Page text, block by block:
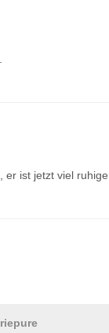
ist jetzt viel